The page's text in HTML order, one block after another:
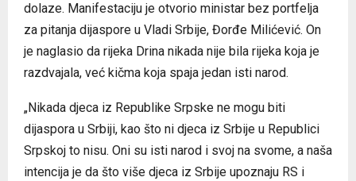
dolaze. Manifestaciju je otvorio ministar bez portfelja
za pitanja dijaspore u Vladi Srbije, Đorđe Milićević. On
je naglasio da rijeka Drina nikada nije bila rijeka koja je
razdvajala, već kičma koja spaja jedan isti narod.
„Nikada djeca iz Republike Srpske ne mogu biti
dijaspora u Srbiji, kao što ni djeca iz Srbije u Republici
Srpskoj to nisu. Oni su isti narod i svoj na svome, a naša
intencija je da što više djeca iz Srbije upoznaju RS i